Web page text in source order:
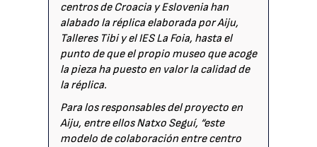
centros de Croacia y Eslovenia han
alabado la réplica elaborada por Aiju,
Talleres Tibi y el IES La Foia, hasta el
punto de que el propio museo que acoge
la pieza ha puesto en valor la calidad de
la réplica.
Para los responsables del proyecto en
Aiju, entre ellos Natxo Seguí, “este
modelo de colaboración entre centro